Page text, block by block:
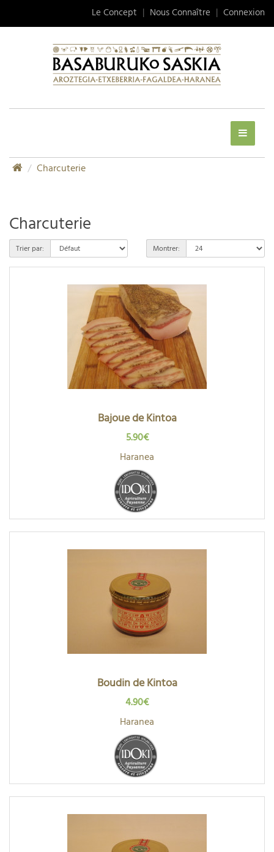
Le Concept Nous Connaître Connexion
Charcuterie
Charcuterie
Trier par: Montrer:
Bajoue de Kintoa
5.90€
Haranea
Boudin de Kintoa
4.90€
Haranea